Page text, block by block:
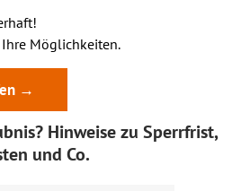
Möglichkeiten.
→
Hinweise zu Sperrfrist,
und Co.